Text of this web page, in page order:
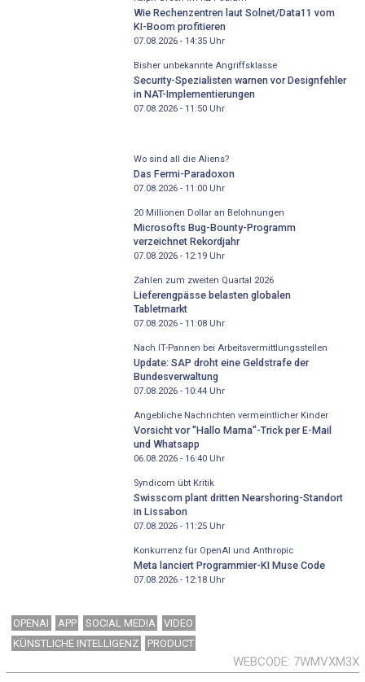
Wie Rechenzentren laut Solnet/Data11 vom
KI-Boom profitieren
07.08.2026 - 14:35Uhr
Bisher unbekannte Angriffsklasse
Security-Spezialisten warnen vor Designfehler
in NAT-Implementierungen
07.08.2026 - 11:50Uhr
Wo sind all die Aliens?
Das Fermi-Paradoxon
07.08.2026 - 11:00Uhr
20 Millionen Dollar an Belohnungen
Microsofts Bug-Bounty-Programm
verzeichnet Rekordjahr
07.08.2026 - 12:19Uhr
Zahlen zum zweiten Quartal 2026
Lieferengpässe belasten globalen
Tabletmarkt
07.08.2026 - 11:08Uhr
Nach IT-Pannen bei Arbeitsvermittlungsstellen
Update: SAP droht eine Geldstrafe der
Bundesverwaltung
07.08.2026 - 10:44Uhr
Angebliche Nachrichten vermeintlicher Kinder
Vorsicht vor "Hallo Mama"-Trick per E-Mail
und Whatsapp
06.08.2026 - 16:40Uhr
Syndicom übt Kritik
Swisscom plant dritten Nearshoring-Standort
in Lissabon
07.08.2026 - 11:25Uhr
Konkurrenz für OpenAI und Anthropic
Meta lanciert Programmier-KI Muse Code
07.08.2026 - 12:18Uhr
OPENAI APP SOCIAL MEDIA
VIDEO
KÜNSTLICHE INTELLIGENZ
PRODUCT
WEBCODE 7WMVXM3X